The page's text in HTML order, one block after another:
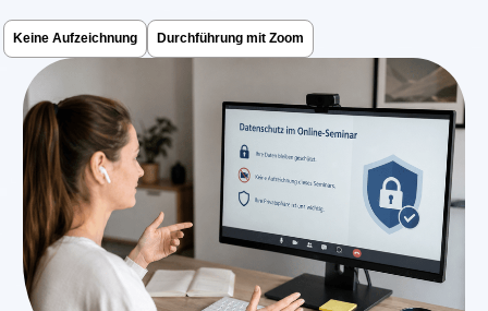
Keine Aufzeichnung Durchführung mit Zoom